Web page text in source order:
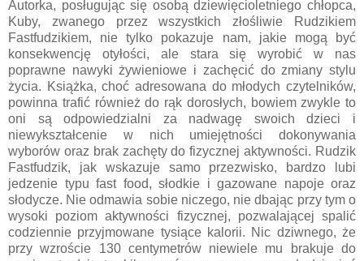
Autorka, posługując się osobą dziewięcioletniego chłopca,
Kuby, zwanego przez wszystkich złośliwie Rudzikiem
Fastfudzikiem, nie tylko pokazuje nam, jakie mogą być
konsekwencję otyłości, ale stara się wyrobić w nas
poprawne nawyki żywieniowe i zachęcić do zmiany stylu
życia. Książka, choć adresowana do młodych czytelników,
powinna trafić również do rąk dorosłych, bowiem zwykle to
oni są odpowiedzialni za nadwagę swoich dzieci i
niewykształcenie w nich umiejętności dokonywania
wyborów oraz brak zachęty do fizycznej aktywności. Rudzik
Fastfudzik, jak wskazuje samo przezwisko, bardzo lubi
jedzenie typu fast food, słodkie i gazowane napoje oraz
słodycze. Nie odmawia sobie niczego, nie dbając przy tym o
wysoki poziom aktywności fizycznej, pozwalającej spalić
codziennie przyjmowane tysiące kalorii. Nic dziwnego, że
przy wzroście 130 centymetrów niewiele mu brakuje do